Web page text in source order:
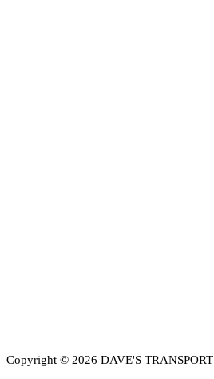
Copyright © 2026 DAVE'S TRANSPORT